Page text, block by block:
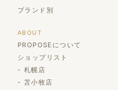
ブランド別
ABOUT
PROPOSEについて
ショップリスト
札幌店
苫小牧店